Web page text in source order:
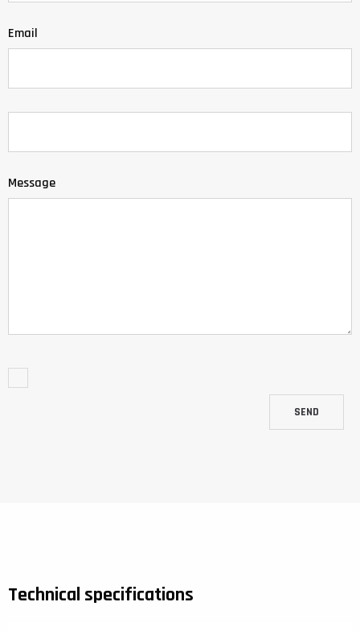
Email
Message
SEND
Technical specifications